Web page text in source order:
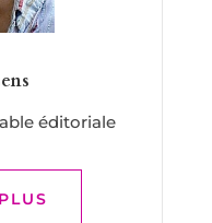
éditoriale